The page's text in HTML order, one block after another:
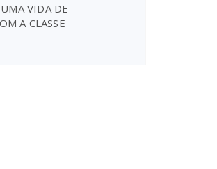
VIDA DE
A CLASSE